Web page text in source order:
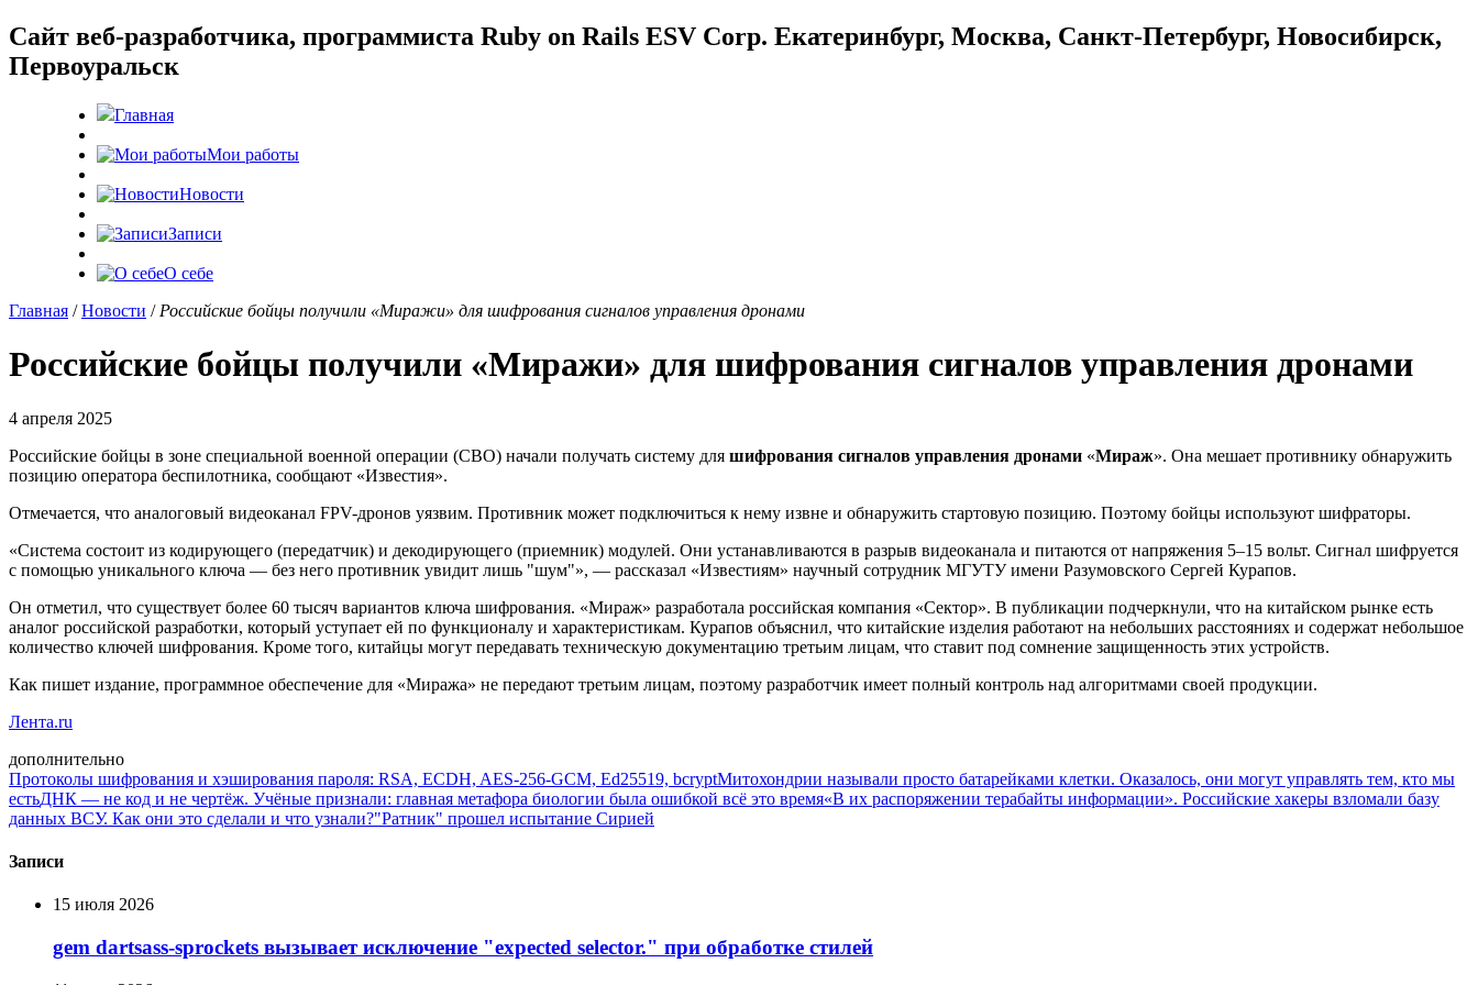
Cайт веб-разработчика, программиста Ruby on Rails ESV Corp. Екатеринбург, Москва, Санкт-Петербург, Новосибирск,
Первоуральск
Главная
Мои работы
Новости
Записи
О себе
Главная /Новости / Российские бойцы получили «Миражи» для шифрования сигналов управления дронами
Российские бойцы получили «Миражи» для шифрования сигналов управления дронами
4 апреля 2025
Российские бойцы в зоне специальной военной операции (СВО) начали получать систему для шифрования сигналов управления дронами «Мираж». Она мешает противнику обнаружить
позицию оператора беспилотника, сообщают «Известия».
Отмечается, что аналоговый видеоканал FPV-дронов уязвим. Противник может подключиться к нему извне и обнаружить стартовую позицию. Поэтому бойцы используют шифраторы.
«Система состоит из кодирующего (передатчик) и декодирующего (приемник) модулей. Они устанавливаются в разрыв видеоканала и питаются от напряжения 5–15 вольт. Сигнал шифруется
с помощью уникального ключа — без него противник увидит лишь "шум"», — рассказал «Известиям» научный сотрудник МГУТУ имени Разумовского Сергей Курапов.
Он отметил, что существует более 60 тысяч вариантов ключа шифрования. «Мираж» разработала российская компания «Сектор». В публикации подчеркнули, что на китайском рынке есть
аналог российской разработки, который уступает ей по функционалу и характеристикам. Курапов объяснил, что китайские изделия работают на небольших расстояниях и содержат небольшое
количество ключей шифрования. Кроме того, китайцы могут передавать техническую документацию третьим лицам, что ставит под сомнение защищенность этих устройств.
Как пишет издание, программное обеспечение для «Миража» не передают третьим лицам, поэтому разработчик имеет полный контроль над алгоритмами своей продукции.
Лента.ru
дополнительно
Протоколы шифрования и хэширования пароля: RSA, ECDH, AES-256-GCM, Ed25519, bcryptМитохондрии называли просто батарейками клетки. Оказалось, они могут управлять тем, кто мы
естьДНК — не код и не чертёж. Учёные признали: главная метафора биологии была ошибкой всё это время«В их распоряжении терабайты информации». Российские хакеры взломали базу
данных ВСУ. Как они это сделали и что узнали?"Ратник" прошел испытание Сирией
Записи
15 июля 2026
gem dartsass-sprockets вызывает исключение "expected selector." при обработке стилей